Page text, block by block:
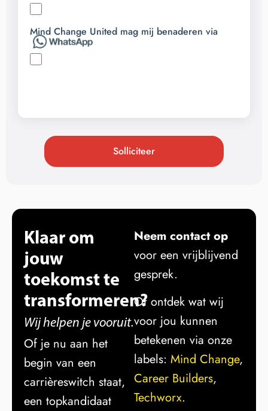
Mind Change United mag mij benaderen via
Solliciteer
Klaar om
jouw
toekomst te
transformeren?
Wij helpen je vooruit.
Of je nu aan het
begin van een
carrièreswitch staat,
een topkandidaat
Neem contact op
voor een vrijblijvend
gesprek.
Of ontdek wat wij
voor jou kunnen
betekenen via onze
labels: Mind Change,
Career Builders,
Techworx.